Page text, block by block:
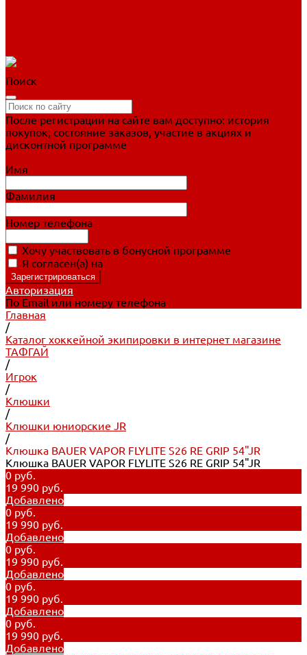
Поиск
После регистрации на сайте вам доступно: история
покупок, состояние заказов, участие в акциях и
дисконтной программе
Имя
Фамилия
Номер телефона
Хочу участвовать в бонусной программе
Я согласен(а) на
Авторизация
По Email или номеру телефона
Главная
/
Каталог хоккейной экипировки в интернет магазине
ТАФГАЙ
/
Игрок
/
Клюшки
/
Клюшки юниорские JR
/
Клюшка BAUER VAPOR FLYLITE S26 RE GRIP 54"JR
Клюшка BAUER VAPOR FLYLITE S26 RE GRIP 54"JR
0 руб.
19 990 руб.
Добавлено
0 руб.
19 990 руб.
Добавлено
0 руб.
19 990 руб.
Добавлено
0 руб.
19 990 руб.
Добавлено
0 руб.
19 990 руб.
Добавлено